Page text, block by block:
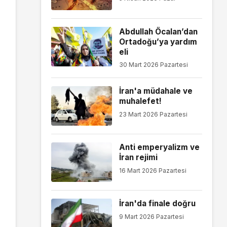
Abdullah Öcalan’dan
Ortadoğu’ya yardım
eli
30 Mart 2026 Pazartesi
İran'a müdahale ve
muhalefet!
23 Mart 2026 Pazartesi
Anti emperyalizm ve
İran rejimi
16 Mart 2026 Pazartesi
İran'da finale doğru
9 Mart 2026 Pazartesi